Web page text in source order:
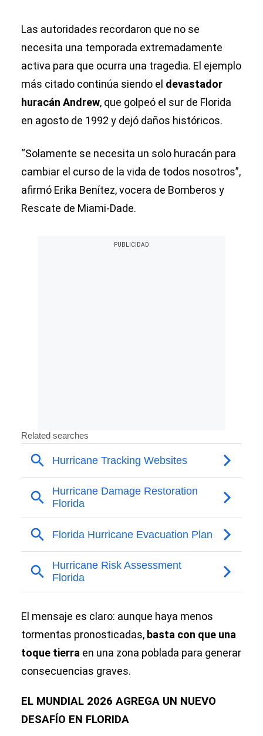
Las autoridades recordaron que no se
necesita una temporada extremadamente
activa para que ocurra una tragedia. El ejemplo
más citado continúa siendo el devastador
huracán Andrew, que golpeó el sur de Florida
en agosto de 1992 y dejó daños históricos.
“Solamente se necesita un solo huracán para
cambiar el curso de la vida de todos nosotros”,
afirmó Erika Benítez, vocera de Bomberos y
Rescate de Miami-Dade.
El mensaje es claro: aunque haya menos
tormentas pronosticadas, basta con que una
toque tierra en una zona poblada para generar
consecuencias graves.
EL MUNDIAL 2026 AGREGA UN NUEVO
DESAFÍO EN FLORIDA